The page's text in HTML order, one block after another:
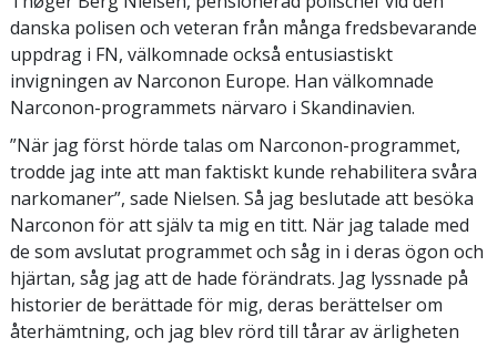
danska polisen och veteran från många fredsbevarande
uppdrag i FN, välkomnade också entusiastiskt
invigningen av Narconon Europe. Han välkomnade
Narconon-programmets närvaro i Skandinavien.
”När jag först hörde talas om Narconon-programmet,
trodde jag inte att man faktiskt kunde rehabilitera svåra
narkomaner”, sade Nielsen. Så jag beslutade att besöka
Narconon för att själv ta mig en titt. När jag talade med
de som avslutat programmet och såg in i deras ögon och
hjärtan, såg jag att de hade förändrats. Jag lyssnade på
historier de berättade för mig, deras berättelser om
återhämtning, och jag blev rörd till tårar av ärligheten